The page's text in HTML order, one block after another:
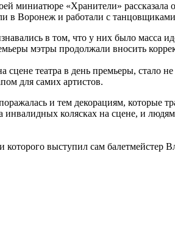
миниатюре «Хранители»
в Воронеж и работали с
в том, что у них было масса
мэтры продолжали вносить
сцене театра в день премьеры,
для самих артистов.
и тем декорациям,
инвалидных колясках на сцене, и
которого выступил сам